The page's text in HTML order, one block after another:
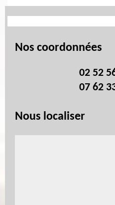
Nos coordonnées
02 52
07 62
Nous localiser